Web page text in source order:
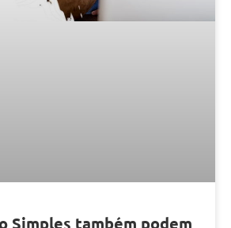
Simples também podem